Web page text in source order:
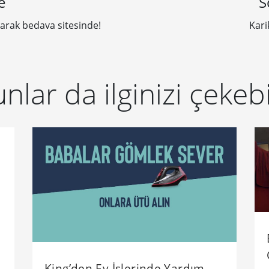
bedava sitesinde!
da ilginizi